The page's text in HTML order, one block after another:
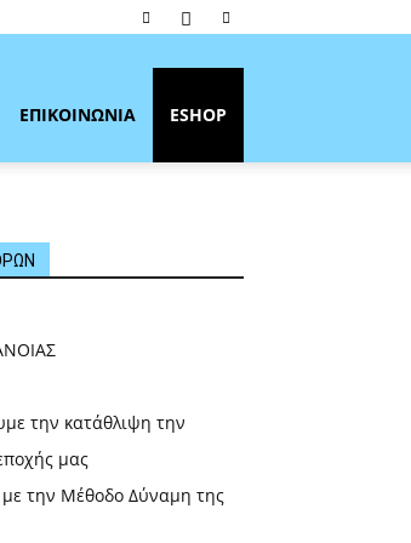
ΕΠΙΚΟΙΝΩΝΙΑ ESHOP
την κατάθλιψη την
μας
την Μέθοδο Δύναμη της